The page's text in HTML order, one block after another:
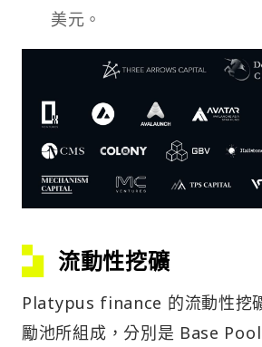
美元。
流動性挖礦
Platypus finance 的流動性挖
勵池所組成，分別是 Base